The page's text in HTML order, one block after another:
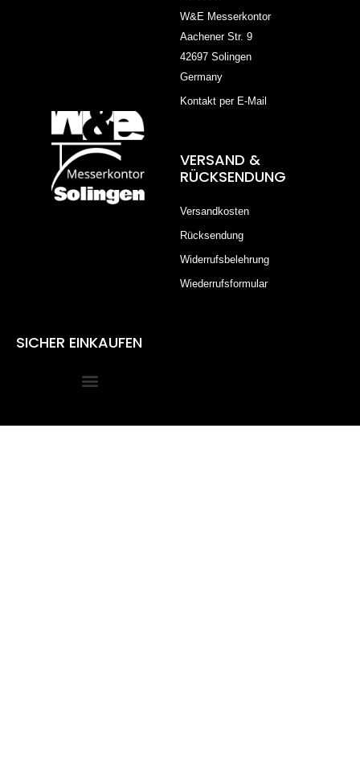
W&E Messerkontor
Aachener Str. 9
42697 Solingen
Germany
Kontakt per E-Mail
VERSAND &
RÜCKSENDUNG
Versandkosten
Rücksendung
Widerrufsbelehrung
Wiederrufsformular
SICHER EINKAUFEN